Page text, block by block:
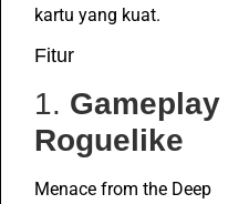
kartu yang kuat.
Fitur
1. Gameplay
Roguelike
Menace from the Deep